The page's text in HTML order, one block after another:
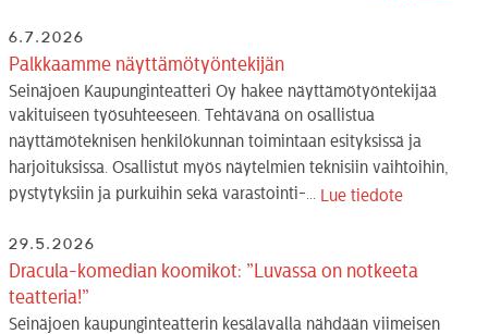
6.7.2026
Palkkaamme näyttämötyöntekijän
Seinäjoen Kaupunginteatteri Oy hakee näyttämötyöntekijää
vakituiseen työsuhteeseen. Tehtävänä on osallistua
näyttämöteknisen henkilökunnan toimintaan esityksissä ja
harjoituksissa. Osallistut myös näytelmien teknisiin vaihtoihin,
pystytyksiin ja purkuihin sekä varastointi-...
Lue tiedote
29.5.2026
Dracula-komedian koomikot: ”Luvassa on notkeeta
teatteria!”
Seinäjoen kaupunginteatterin kesälavalla nähdään viimeisen